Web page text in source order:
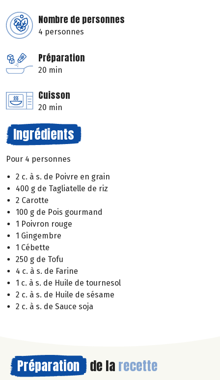
Nombre de personnes
4 personnes
Préparation
20 min
Cuisson
20 min
Ingrédients
Pour 4 personnes
2 c. à s. de Poivre en grain
400 g de Tagliatelle de riz
2 Carotte
100 g de Pois gourmand
1 Poivron rouge
1 Gingembre
1 Cébette
250 g de Tofu
4 c. à s. de Farine
1 c. à s. de Huile de tournesol
2 c. à s. de Huile de sésame
2 c. à s. de Sauce soja
Préparation de la recette